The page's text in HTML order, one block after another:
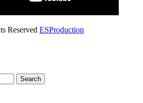
Reserved ESProduction
Search